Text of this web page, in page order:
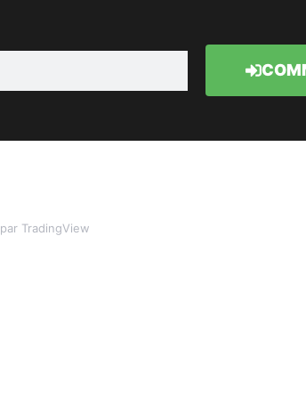
par TradingView